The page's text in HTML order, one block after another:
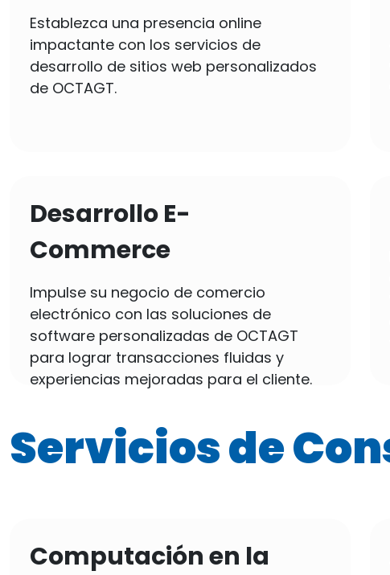
Establezca una presencia online
impactante con los servicios de
desarrollo de sitios web personalizados
de OCTAGT.
Desarrollo E-
Commerce
Impulse su negocio de comercio
electrónico con las soluciones de
software personalizadas de OCTAGT
para lograr transacciones fluidas y
experiencias mejoradas para el cliente.
Servicios de
Computación en la